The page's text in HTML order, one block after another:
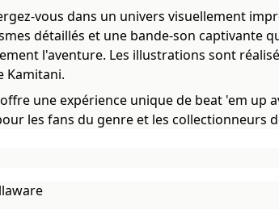
vous dans un univers visuellement
détaillés et une bande-son captivante
l'aventure. Les illustrations sont
Kamitani.
une expérience unique de beat 'em up
les fans du genre et les collectionneurs